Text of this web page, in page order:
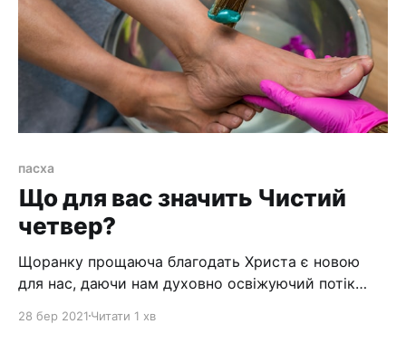
пасха
Що для вас значить Чистий
четвер?
Щоранку прощаюча благодать Христа є новою
для нас, даючи нам духовно освіжуючий потік
28 бер 2021 Читати 1 хв